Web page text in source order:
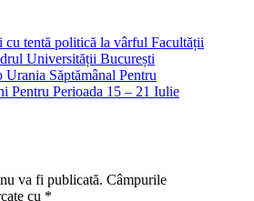
cu tentă politică la vârful Facultății
Universității București
Urania Săptămânal Pentru
Pentru Perioada 15 – 21 Iulie
va fi publicată. Câmpurile
cu *